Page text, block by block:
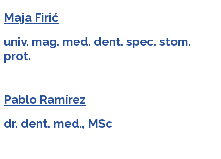
Maja Firić
univ. mag. med. dent. spec. stom.
prot.
Pablo Ramírez
dr. dent. med., MSc